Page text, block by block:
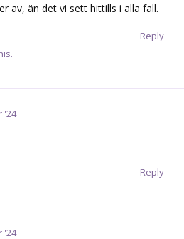
av, än det vi sett hittills i alla fall.
Reply
'24
Reply
'24